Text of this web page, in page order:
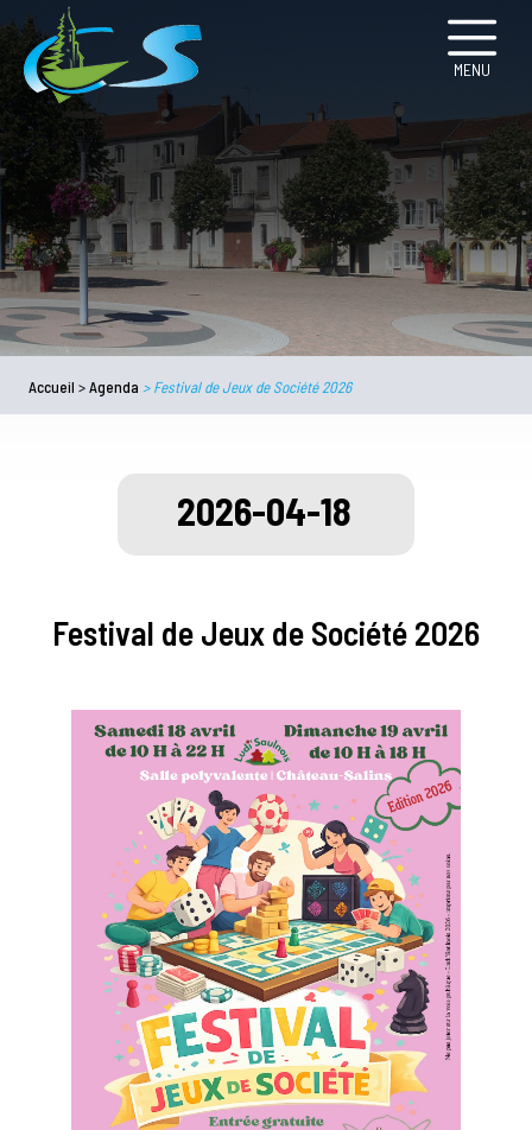
MENU
Accueil >Agenda >Festival de Jeux de Société 2026
2026-04-18
Festival de Jeux de Société 2026